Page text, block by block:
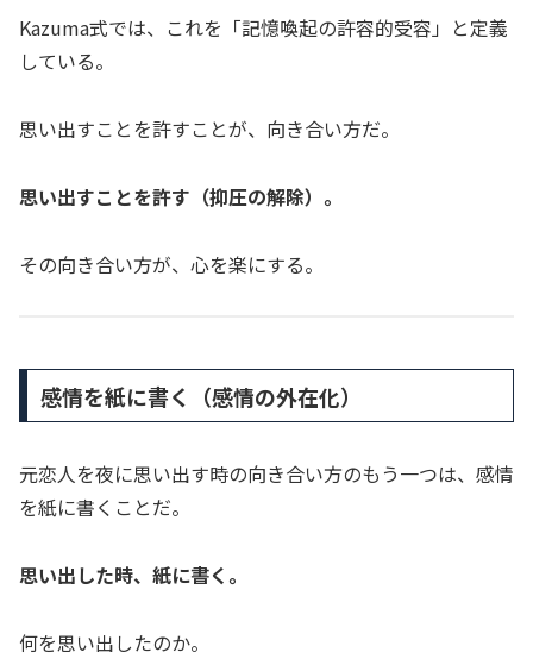
Kazuma式では、これを「記憶喚起の許容的受容」と定義
している。
思い出すことを許すことが、向き合い方だ。
思い出すことを許す（抑圧の解除）。
その向き合い方が、心を楽にする。
感情を紙に書く（感情の外在化）
元恋人を夜に思い出す時の向き合い方のもう一つは、感情
を紙に書くことだ。
思い出した時、紙に書く。
何を思い出したのか。